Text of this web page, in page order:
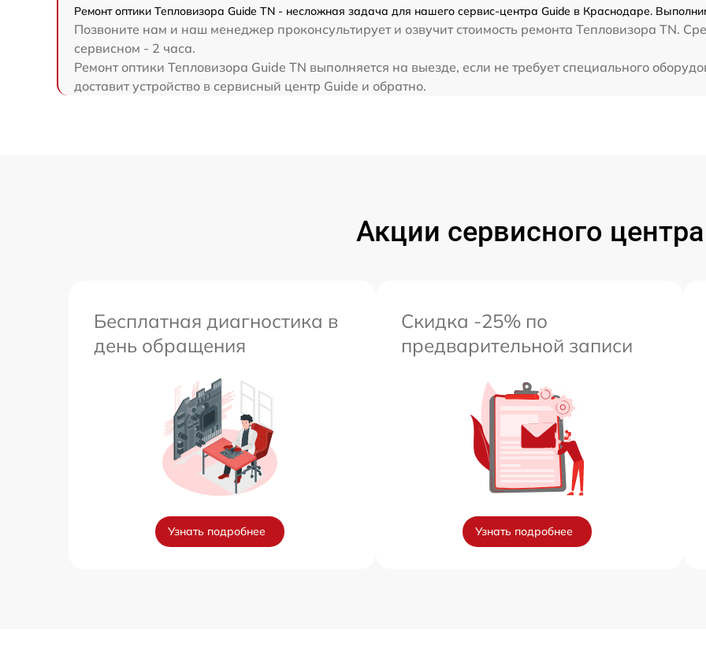
Ремонт оптики Тепловизора Guide TN - несложная задача для нашего сервис-центра Guide в Краснодаре.
Позвоните нам и наш менеджер проконсультирует и озвучит стоимость ремонта Тепловизора TN.
сервисном - 2 часа.
Ремонт оптики Тепловизора Guide TN выполняется на выезде, если не требует специального
доставит устройство в сервисный центр Guide и обратно.
Акции сервисного центра
Бесплатная диагностика в
день обращения
Узнать подробнее
Скидка -25% по
предварительной записи
Узнать подробнее